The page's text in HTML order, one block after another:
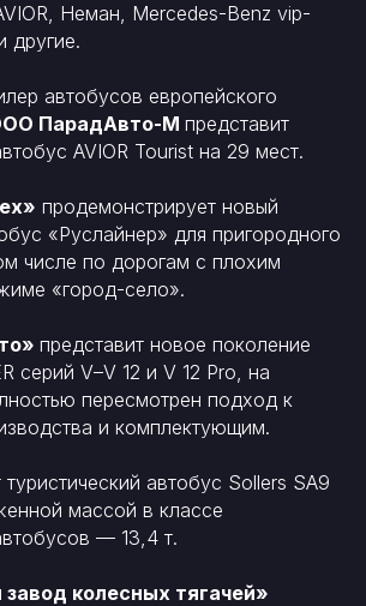
Неман, Mercedes-Benz vip-
другие.
автобусов европейского
ПарадАвто-М представит
AVIOR Tourist на 29 мест.
продемонстрирует новый
«Руслайнер» для пригородного
числе по дорогам с плохим
«город-село».
представит новое поколение
серий V–V 12 и V 12 Pro, на
пересмотрен подход к
и комплектующим.
автобус Sollers SA9
массой в классе
— 13,4 т.
колесных тягачей»